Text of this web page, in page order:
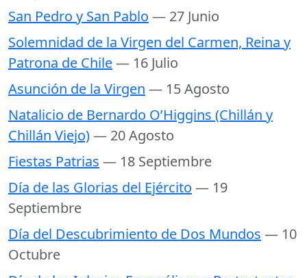
San Pedro y San Pablo — 27 Junio
Solemnidad de la Virgen del Carmen, Reina y
Patrona de Chile— 16 Julio
Asunción de la Virgen — 15 Agosto
Natalicio de Bernardo O’Higgins (Chillán y
Chillán Viejo)— 20 Agosto
Fiestas Patrias — 18 Septiembre
Día de las Glorias del Ejército — 19
Septiembre
Día del Descubrimiento de Dos Mundos — 10
Octubre